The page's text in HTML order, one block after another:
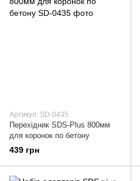
Артикул: SD-0435
Перехідник SDS-Plus 800мм
для коронок по бетону
439 грн